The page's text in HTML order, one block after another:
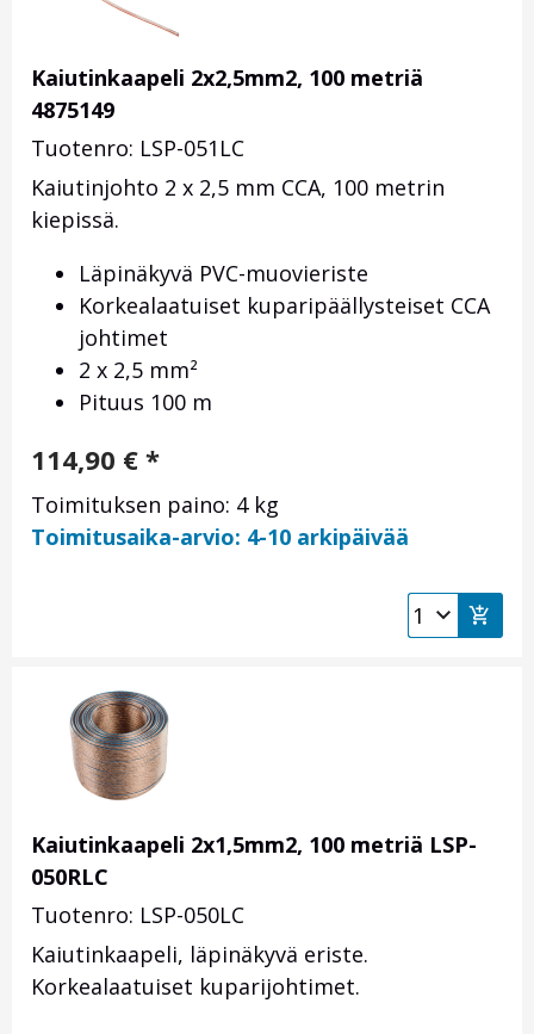
Kaiutinkaapeli 2x2,5mm2, 100 metriä
4875149
Tuotenro: LSP-051LC
Kaiutinjohto 2 x 2,5 mm CCA, 100 metrin
kiepissä.
Läpinäkyvä PVC-muovieriste
Korkealaatuiset kuparipäällysteiset CCA
johtimet
2 x 2,5 mm²
Pituus 100 m
114,90 € *
Toimituksen paino: 4 kg
Toimitusaika-arvio: 4-10 arkipäivää
Kaiutinkaapeli 2x1,5mm2, 100 metriä LSP-
050RLC
Tuotenro: LSP-050LC
Kaiutinkaapeli, läpinäkyvä eriste.
Korkealaatuiset kuparijohtimet.